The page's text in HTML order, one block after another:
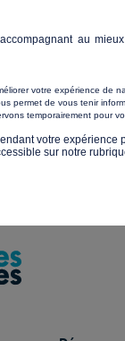
au
votre expérience de
permet de vous tenir
temporairement pour
votre expérience
sur notre